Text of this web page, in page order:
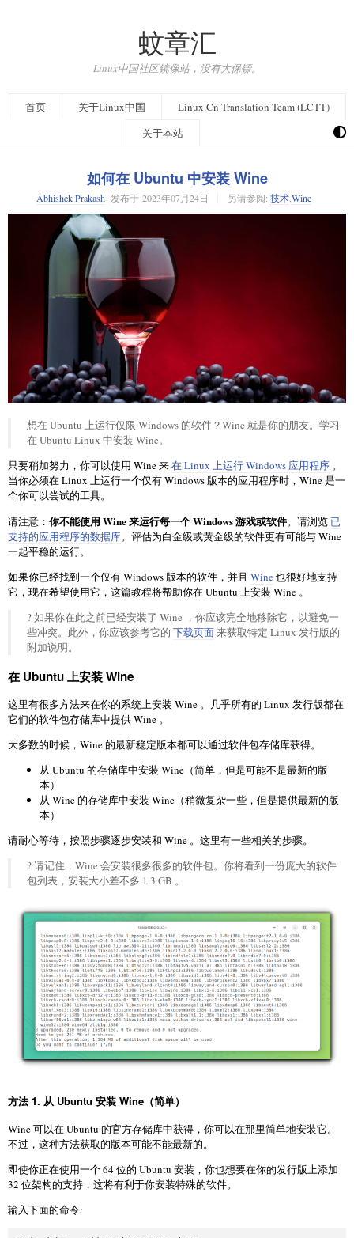
蚊章汇
Linux中国社区镜像站，没有大保镖。
首页 关于Linux中国
Linux.Cn Translation Team (LCTT)
关于本站
如何在 Ubuntu 中安装 Wine
Abhishek Prakash 发布于 2023年07月24日 另请参阅: 技术Wine
想在 Ubuntu 上运行仅限 Windows 的软件？Wine 就是你的朋友。学习
在 Ubuntu Linux 中安装 Wine。
只要稍加努力，你可以使用 Wine 来在 Linux 上运行 Windows 应用程序 。
当你必须在 Linux 上运行一个仅有 Windows 版本的应用程序时，Wine 是一
个你可以尝试的工具。
请注意： 你不能使用 Wine 来运行每一个 Windows 游戏或软件。请浏览 已
支持的应用程序的数据库。评估为白金级或黄金级的软件更有可能与 Wine
一起平稳的运行。
如果你已经找到一个仅有 Windows 版本的软件，并且 Wine也很好地支持
它，现在希望使用它，这篇教程将帮助你在 Ubuntu 上安装 Wine 。
? 如果你在此之前已经安装了 Wine ，你应该完全地移除它，以避免一
些冲突。此外，你应该参考它的 下载页面来获取特定 Linux 发行版的
附加说明。
在 Ubuntu 上安装 Wine
这里有很多方法来在你的系统上安装 Wine 。几乎所有的 Linux 发行版都在
它们的软件包存储库中提供 Wine 。
大多数的时候，Wine 的最新稳定版本都可以通过软件包存储库获得。
从 Ubuntu 的存储库中安装 Wine（简单，但是可能不是最新的版
本）
从 Wine 的存储库中安装 Wine（稍微复杂一些，但是提供最新的版
本）
请耐心等待，按照步骤逐步安装和 Wine 。这里有一些相关的步骤。
? 请记住，Wine 会安装很多很多的软件包。你将看到一份庞大的软件
包列表，安装大小差不多 1.3 GB 。
方法 1. 从 Ubuntu 安装 Wine（简单）
Wine 可以在 Ubuntu 的官方存储库中获得，你可以在那里简单地安装它。
不过，这种方法获取的版本可能不能最新的。
即使你正在使用一个 64 位的 Ubuntu 安装，你也想要在你的发行版上添加
32 位架构的支持，这将有利于你安装特殊的软件。
输入下面的命令: